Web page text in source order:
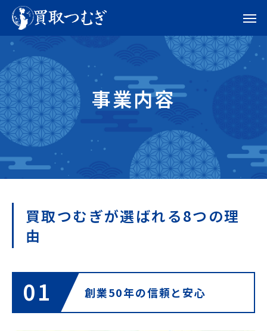
事業内容
買取つむぎが選ばれる8つの理
由
01 創業50年の信頼と安心